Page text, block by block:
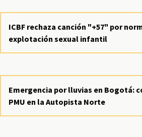
ICBF rechaza canción "+57" por
explotación sexual infantil
Emergencia por lluvias en Bogotá:
PMU en la Autopista Norte